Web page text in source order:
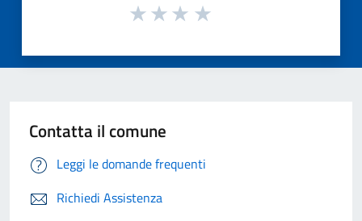
Contatta il comune
Leggi le domande frequenti
Richiedi Assistenza